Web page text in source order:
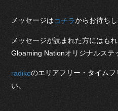
メッセージはコチラからお待ちし
メッセージが読まれた方にはも
Gloaming Nationオリジナルステ
radikoのエリアフリー・タイム
い。